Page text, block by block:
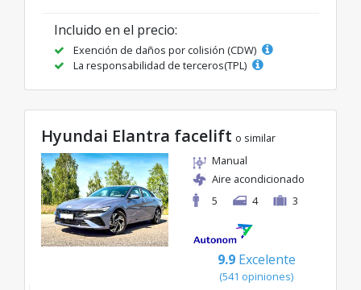
Incluido en el precio:
Exención de daños por colisión (CDW)
La responsabilidad de terceros(TPL)
Hyundai Elantra facelift o similar
Manual
Aire acondicionado
5
4 3
9.9 Excelente
(541 opiniones)